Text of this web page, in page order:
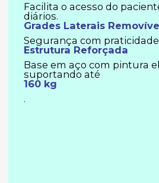
Facilita o acesso do
diários.
Grades Laterais
Segurança com
Estrutura Reforçada
Base em aço com pintura
suportando até
160 kg
.